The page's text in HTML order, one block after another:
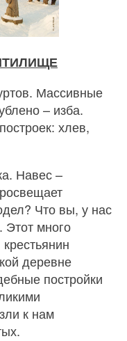
Массивные
– изба.
хлев,
Навес –
Что вы, у нас
Этот много
деревне
постройки
к нам